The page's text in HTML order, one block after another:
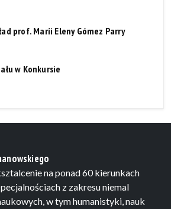
prof. Maríi Eleny Gómez Parry
w Konkursie
na ponad 60 kierunkach
z zakresu niemal
w tym humanistyki, nauk